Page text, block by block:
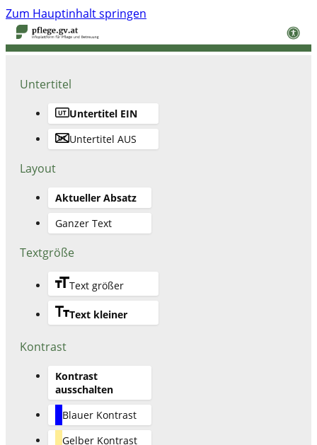
Zum Hauptinhalt springen
Untertitel
Untertitel EIN
Untertitel AUS
Layout
Aktueller Absatz
Ganzer Text
Textgröße
Text größer
Text kleiner
Kontrast
Kontrast
ausschalten
Blauer Kontrast
Gelber Kontrast